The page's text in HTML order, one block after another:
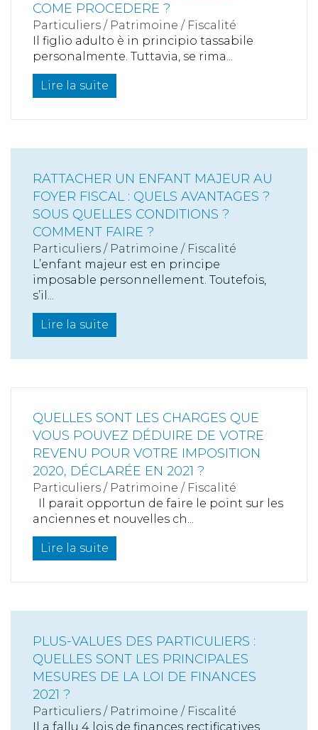
COME PROCEDERE ?
Particuliers / Patrimoine / Fiscalité
Il figlio adulto è in principio tassabile
personalmente. Tuttavia, se rima...
Lire la suite
RATTACHER UN ENFANT MAJEUR AU
FOYER FISCAL : QUELS AVANTAGES ?
SOUS QUELLES CONDITIONS ?
COMMENT FAIRE ?
Particuliers / Patrimoine / Fiscalité
L’enfant majeur est en principe
imposable personnellement. Toutefois,
s’il...
Lire la suite
QUELLES SONT LES CHARGES QUE
VOUS POUVEZ DÉDUIRE DE VOTRE
REVENU POUR VOTRE IMPOSITION
2020, DÉCLARÉE EN 2021 ?
Particuliers / Patrimoine / Fiscalité
Il parait opportun de faire le point sur les
anciennes et nouvelles ch...
Lire la suite
PLUS-VALUES DES PARTICULIERS :
QUELLES SONT LES PRINCIPALES
MESURES DE LA LOI DE FINANCES
2021 ?
Particuliers / Patrimoine / Fiscalité
Il a fallu 4 lois de finances rectificatives